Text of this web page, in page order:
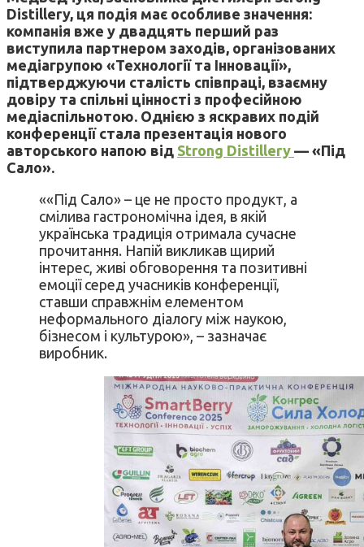
Distillery, ця подія має особливе значення:
компанія вже у двадцять перший раз
виступила партнером заходів, організованих
медіагрупою «Технології та Інновації»,
підтверджуючи сталість співпраці, взаємну
довіру та спільні цінності з професійною
медіаспільнотою. Однією з яскравих подій
конференції стала презентація нового
авторського напою від Strong Distillery — «Під
Сало».
««Під Сало» – це не просто продукт, а
смілива гастрономічна ідея, в якій
українська традиція отримала сучасне
прочитання. Напій викликав щирий
інтерес, живі обговорення та позитивні
емоції серед учасників конференції,
ставши справжнім елементом
неформального діалогу між наукою,
бізнесом і культурою», – зазначає
виробник.